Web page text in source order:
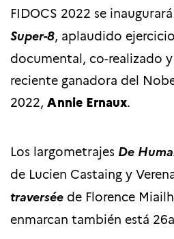
FIDOCS 2022 se
Super-8, aplaudido
documental, co-realizado
reciente ganadora del
2022, Annie Ernaux.
Los largometrajes De
de Lucien Castaing y
traversée de Florence
enmarcan también está